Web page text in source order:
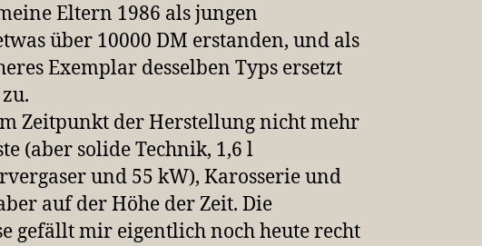
Eltern 1986 als jungen
über 10000 DM erstanden, und als
Exemplar desselben Typs ersetzt
Zeitpunkt der Herstellung nicht mehr
(aber solide Technik, 1,6 l
und 55 kW), Karosserie und
auf der Höhe der Zeit. Die
gefällt mir eigentlich noch heute recht